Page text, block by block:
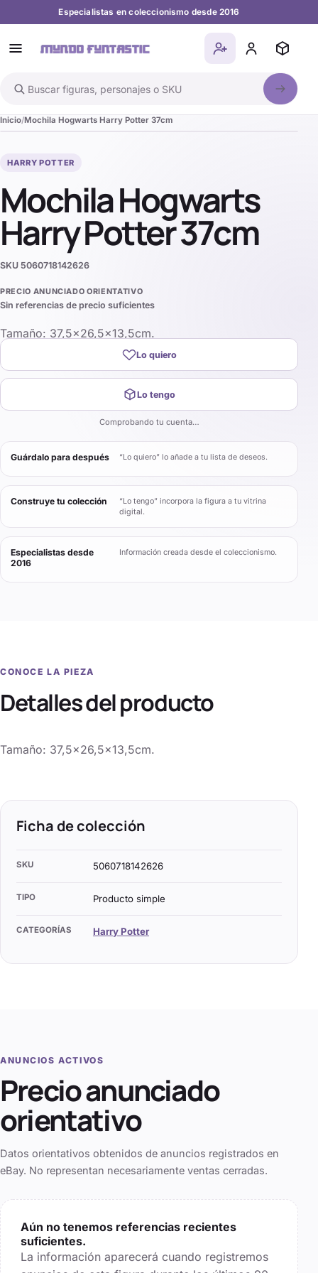
Especialistas en coleccionismo desde 2016
Buscar en el catálogo
Inicio Mochila Hogwarts Harry Potter 37cm
HARRY POTTER
Mochila Hogwarts
Harry Potter 37cm
SKU 5060718142626
PRECIO ANUNCIADO ORIENTATIVO
Sin referencias de precio suficientes
Tamaño: 37,5×26,5×13,5cm.
Lo quiero
Lo tengo
Comprobando tu cuenta…
Guárdalo para después “Lo quiero” lo añade a tu lista de deseos.
Construye tu colección
“Lo tengo” incorpora la figura a tu vitrina
digital.
Especialistas desde
2016
Información creada desde el coleccionismo.
CONOCE LA PIEZA
Detalles del producto
Tamaño: 37,5×26,5×13,5cm.
Ficha de colección
SKU 5060718142626
TIPO Producto simple
CATEGORÍAS Harry Potter
ANUNCIOS ACTIVOS
Precio anunciado
orientativo
Datos orientativos obtenidos de anuncios registrados en
eBay. No representan necesariamente ventas cerradas.
Aún no tenemos referencias recientes
suficientes.
La información aparecerá cuando registremos